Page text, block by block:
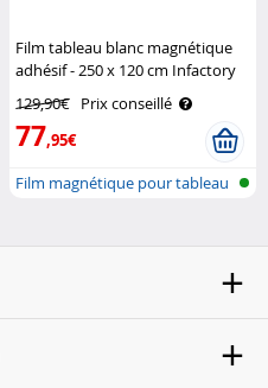
Film tableau blanc magnétique
adhésif - 250 x 120 cm Infactory
129,90€ Prix conseillé
77,95€
Film magnétique pour tableau